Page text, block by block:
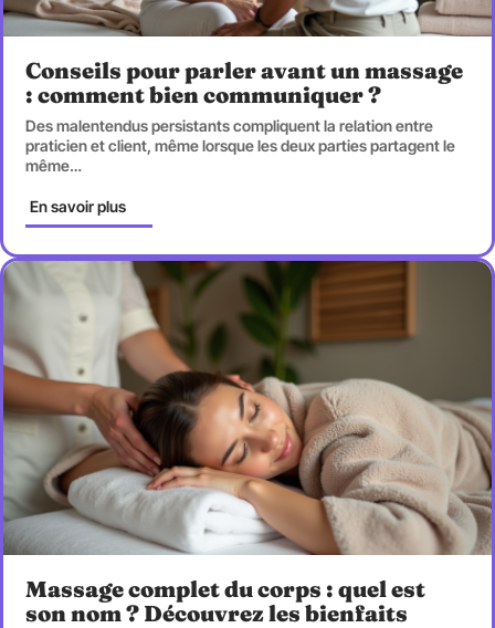
Conseils pour parler avant un massage
: comment bien communiquer ?
Des malentendus persistants compliquent la relation entre
praticien et client, même lorsque les deux parties partagent le
même…
En savoir plus
Massage complet du corps : quel est
son nom ? Découvrez les bienfaits